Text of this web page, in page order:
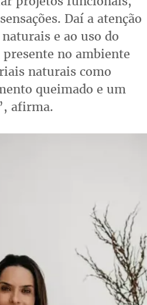
Daí a atenção
e ao uso do
no ambiente
naturais como
queimado e um
afirma.